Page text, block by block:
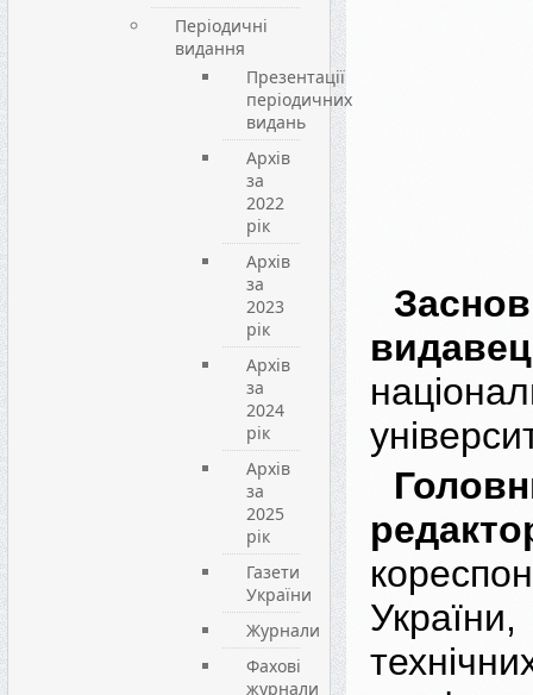
Періодичні
видання
Презентації
періодичних
видань
Архів
за
2022
рік
Архів
за
2023
рік
Архів
за
2024
рік
Архів
за
2025
рік
Газети
України
Журнали
Фахові
журнали